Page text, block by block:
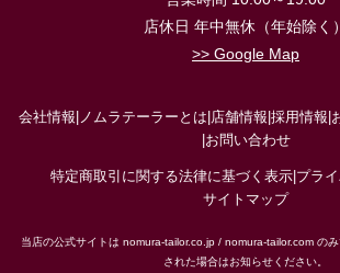
店休日 年中無休（年始除く）
>> Google Map
会社情報 ノムラテーラーとは 店舗情報 採用情報
お問い合わせ
特定商取引に関する法律に基づく表示| プラ
サイトマップ
当店の公式サイトは nomura-tailor.co.jp / nomura-tailor.com の
された場合はお知らせください。